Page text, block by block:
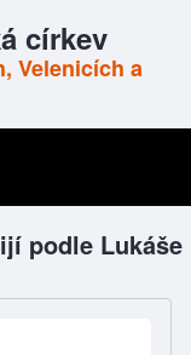
církev
Velenicích a
podle Lukáše